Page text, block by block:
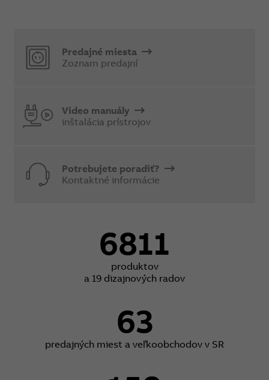
Predajné miesta
Zoznam predajní
Video manuály
inštalácia prístrojov
Potrebujete poradiť?
Kontaktné informácie
6811
produktov
a 19 dizajnových radov
63
predajných miest a veľkoobchodov v SR